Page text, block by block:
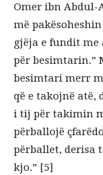
Omer ibn Abdul-
më
gjëja e fundit me
për besimtarin.”
besimtari merr
që e takojnë atë,
i tij për takimin
përballojë
përballet, derisa
kjo.” [5]